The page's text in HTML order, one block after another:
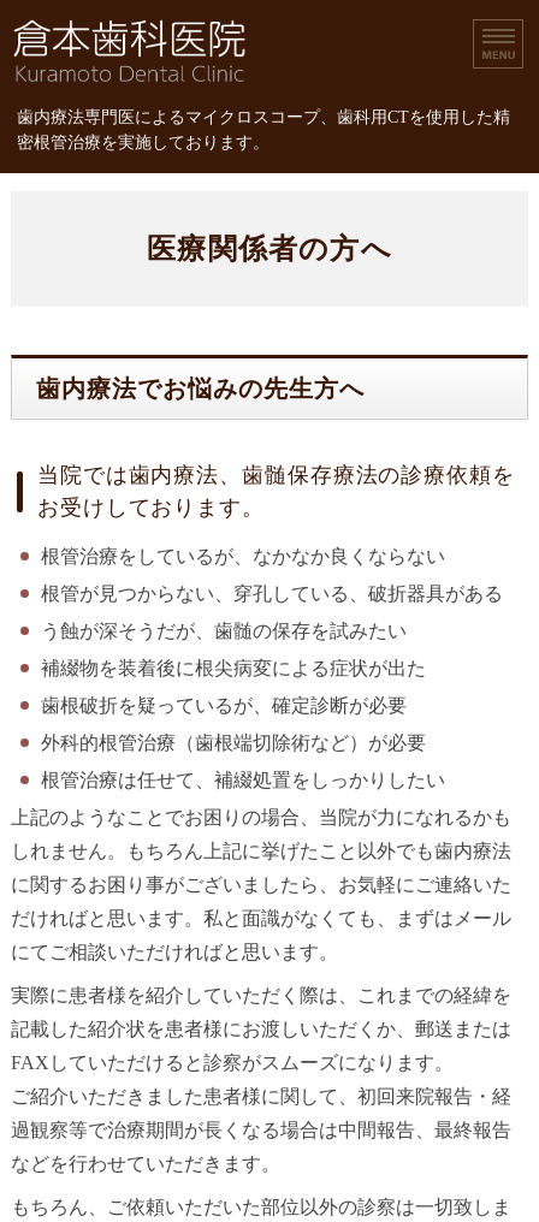
倉本歯科医院｜歯内療
歯内療法専門医によるマイクロスコープ、歯科用CTを使用した精
密根管治療を実施しております。
精密根管治療の治療費
医療関係者の方へ
歯内療法でお悩みの先生方へ
当院では歯内療法、歯髄保存療法の診療依頼を
お受けしております。
根管治療をしているが、なかなか良くならない
根管が見つからない、穿孔している、破折器具がある
う蝕が深そうだが、歯髄の保存を試みたい
補綴物を装着後に根尖病変による症状が出た
歯根破折を疑っているが、確定診断が必要
外科的根管治療（歯根端切除術など）が必要
根管治療は任せて、補綴処置をしっかりしたい
上記のようなことでお困りの場合、当院が力になれるかも
しれません。もちろん上記に挙げたこと以外でも歯内療法
に関するお困り事がございましたら、お気軽にご連絡いた
だければと思います。私と面識がなくても、まずはメール
にてご相談いただければと思います。
実際に患者様を紹介していただく際は、これまでの経緯を
記載した紹介状を患者様にお渡しいただくか、郵送または
FAXしていただけると診察がスムーズになります。
ご紹介いただきました患者様に関して、初回来院報告・経
過観察等で治療期間が長くなる場合は中間報告、最終報告
などを行わせていただきます。
もちろん、ご依頼いただいた部位以外の診察は一切致しま